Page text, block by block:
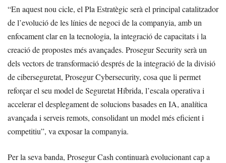
“En aquest nou cicle, el Pla Estratègic serà el principal catalitzador
de l’evolució de les línies de negoci de la companyia, amb un
enfocament clar en la tecnologia, la integració de capacitats i la
creació de propostes més avançades. Prosegur Security serà un
dels vectors de transformació després de la integració de la divisió
de ciberseguretat, Prosegur Cybersecurity, cosa que li permet
reforçar el seu model de Seguretat Híbrida, l’escala operativa i
accelerar el desplegament de solucions basades en IA, analítica
avançada i serveis remots, consolidant un model més eficient i
competitiu”, va exposar la companyia.
Per la seva banda, Prosegur Cash continuarà evolucionant cap a